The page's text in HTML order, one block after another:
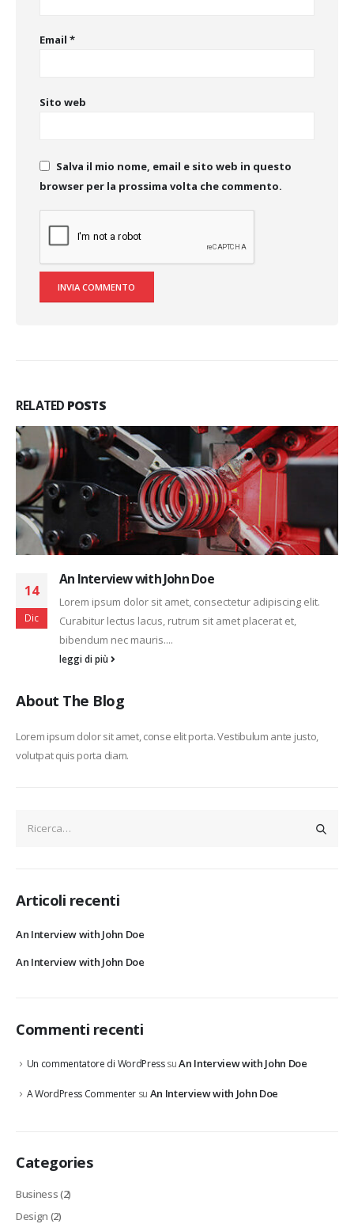
Email *
Sito web
Salva il mio nome, email e sito web in questo
browser per la prossima volta che commento.
RELATED POSTS
14
Dic
An Interview with John Doe
Lorem ipsum dolor sit amet, consectetur adipiscing elit.
Curabitur lectus lacus, rutrum sit amet placerat et,
bibendum nec mauris....
leggi di più
About The Blog
Lorem ipsum dolor sit amet, conse elit porta. Vestibulum ante justo,
volutpat quis porta diam.
Articoli recenti
An Interview with John Doe
An Interview with John Doe
Commenti recenti
Un commentatore di WordPresssuAn Interview with John Doe
A WordPress Commentersu An Interview with John Doe
Categories
Business(2)
Design (2)